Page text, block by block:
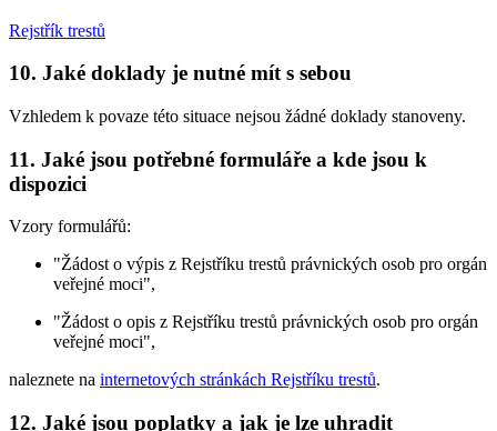
Rejstřík trestů
10. Jaké doklady je nutné mít s sebou
Vzhledem k povaze této situace nejsou žádné doklady stanoveny.
11. Jaké jsou potřebné formuláře a kde jsou k
dispozici
Vzory formulářů:
"Žádost o výpis z Rejstříku trestů právnických osob pro orgán
veřejné moci",
"Žádost o opis z Rejstříku trestů právnických osob pro orgán
veřejné moci",
naleznete na internetových stránkách Rejstříku trestů.
12. Jaké jsou poplatky a jak je lze uhradit